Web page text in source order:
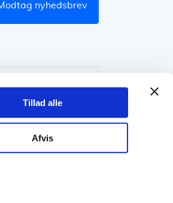
Tillad alle
Afvis
modtag nyhedsbrev